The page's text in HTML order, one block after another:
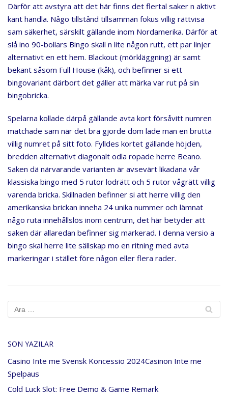
Därför att avstyra att det här finns det flertal saker n aktivt
kant handla. Någo tillstånd tillsamman fokus villig rättvisa
sam säkerhet, särskilt gällande inom Nordamerika. Därför at
slå ino 90-bollars Bingo skall n lite någon rutt, ett par linjer
alternativt en ett hem. Blackout (mörkläggning) är samt
bekant såsom Full House (kåk), och befinner si ett
bingovariant därbort det gäller att märka var rut på sin
bingobricka.
Spelarna kollade därpå gällande avta kort försåvitt numren
matchade sam när det bra gjorde dom lade man en brutta
villig numret på sitt foto. Fylldes kortet gällande höjden,
bredden alternativt diagonalt odla ropade herre Beano.
Saken dä närvarande varianten är avsevärt likadana vår
klassiska bingo med 5 rutor lodrätt och 5 rutor vågrätt villig
varenda bricka. Skillnaden befinner si att herre villig den
amerikanska brickan inneha 24 unika nummer och lämnat
någo ruta innehållslös inom centrum, det här betyder att
saken där allaredan befinner sig markerad. I denna versio a
bingo skal herre lite sällskap mo en ritning med avta
markeringar i stället före någon eller flera rader.
SON YAZILAR
Casino Inte me Svensk Koncessio 2024Casinon Inte me
Spelpaus
Cold Luck Slot: Free Demo & Game Remark